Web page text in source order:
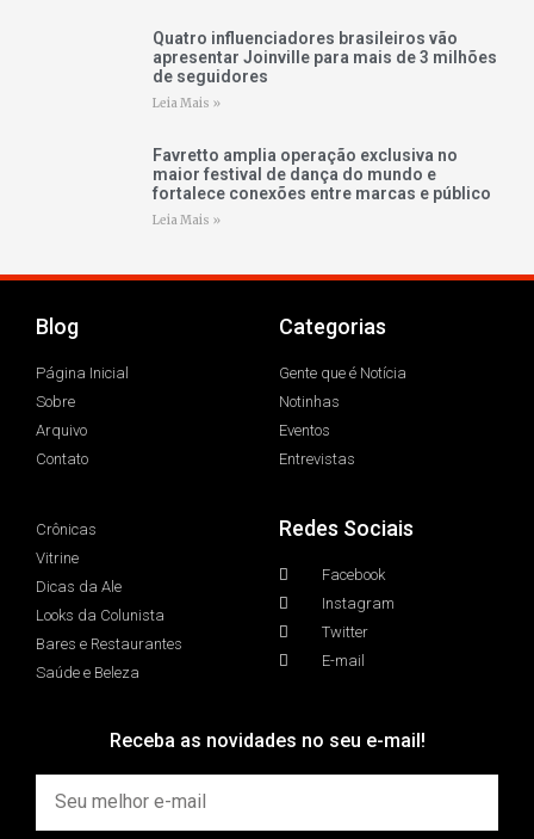
Quatro influenciadores brasileiros vão
apresentar Joinville para mais de 3 milhões
de seguidores
Leia Mais »
Favretto amplia operação exclusiva no
maior festival de dança do mundo e
fortalece conexões entre marcas e público
Leia Mais »
Blog
Página Inicial
Sobre
Arquivo
Contato
Categorias
Gente que é Notícia
Notinhas
Eventos
Entrevistas
Crônicas
Vitrine
Dicas da Ale
Looks da Colunista
Bares e Restaurantes
Saúde e Beleza
Redes Sociais
Facebook
Instagram
Twitter
E-mail
Receba as novidades no seu e-mail!